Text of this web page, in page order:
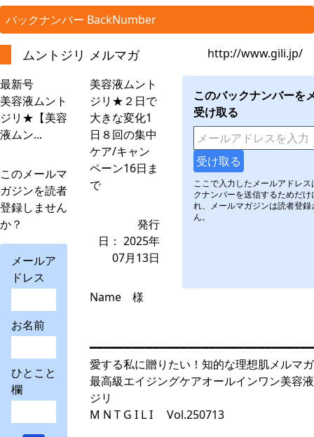
バックナンバー BackNumber
ムントジリ メルマガ
http://www.gili.jp/
最新号
美容液ムント
ジリ★【美容
液ムン...
このメールマ
ガジンを読者
登録しません
か？
メールア
ドレス
お名前
ひとこと
欄
美容液ムント
ジリ★２日で
大きな変化1
日８回の集中
ケア/キャン
ペーン16日ま
で
発行
日： 2025年
07月13日
このバックナンバーを
受け取る
ここで入力したメールアドレ
クナンバーを送信するためだけ
れ、メールマガジンは読者登録
ん。
Name 様
愛する私に贈りたい！知的な理想肌メルマガ
最高級エイジングケアオールインワン美容
ジリ
M N T G I L I Vol.250713